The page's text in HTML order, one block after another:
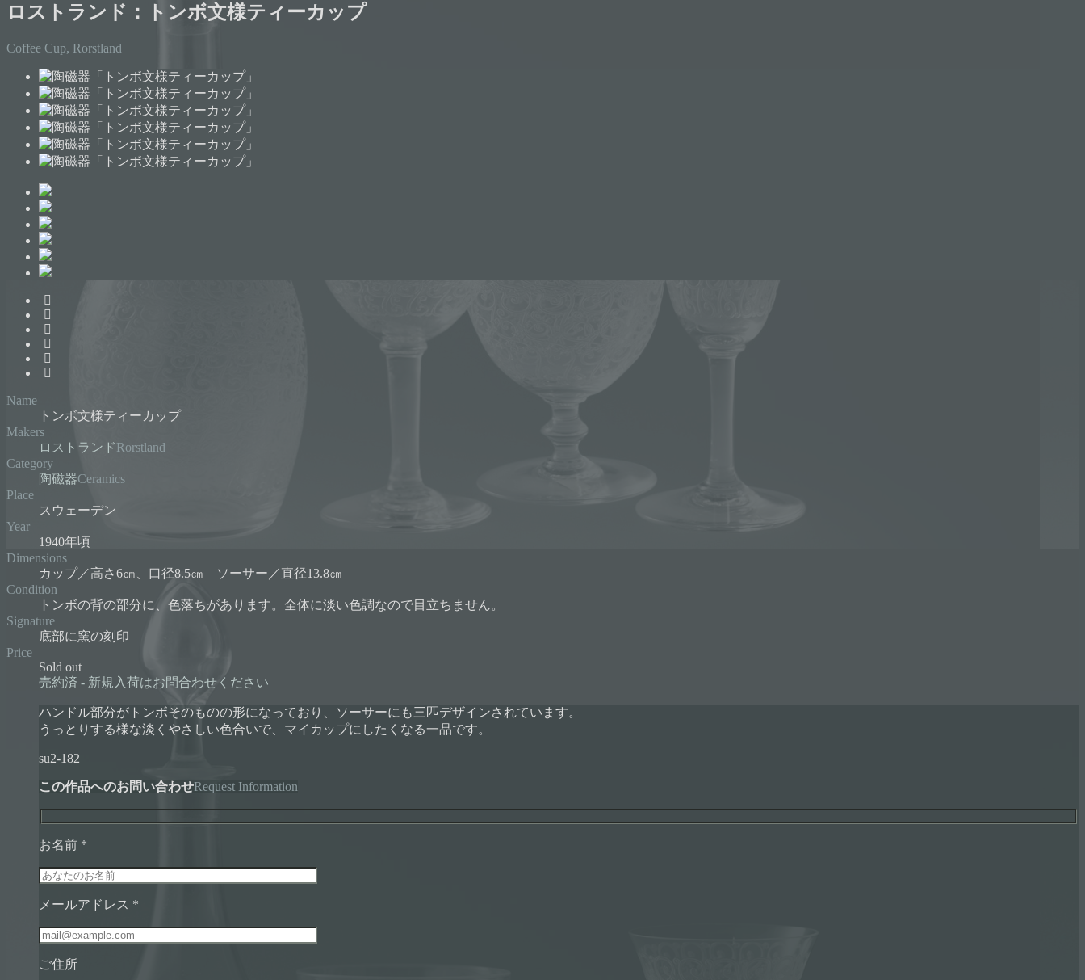
ロストランド：トンボ文様ティーカップ
Coffee Cup, Rorstland
Name
トンボ文様ティーカップ
Makers
ロストランドRorstland
Category
陶磁器Ceramics
Place
スウェーデン
Year
1940年頃
Dimensions
カップ／高さ6㎝、口径8.5㎝ ソーサー／直径13.8㎝
Condition
トンボの背の部分に、色落ちがあります。全体に淡い色調なので目立ちません。
Signature
底部に窯の刻印
Price
Sold out
売約済 - 新規入荷はお問合わせください
ハンドル部分がトンボそのものの形になっており、ソーサーにも三匹デザインされています。
うっとりする様な淡くやさしい色合いで、マイカップにしたくなる一品です。
su2-182
この作品へのお問い合わせRequest Information
お名前 *
メールアドレス *
ご住所